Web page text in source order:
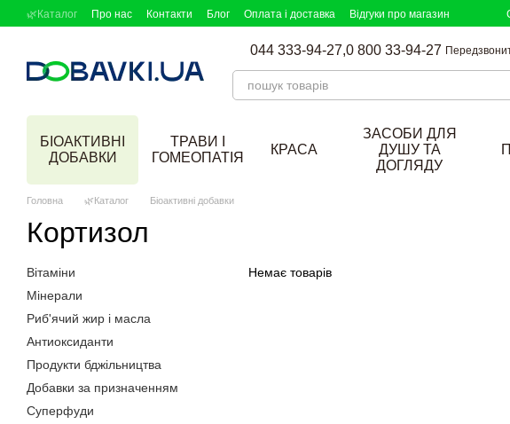
Перейти до основного контенту
🌿Каталог Про нас Контакти Блог Оплата і доставка Відгуки про магазин
044 333-94-27,0 800 33-94-27
БІОАКТИВНІ
ДОБАВКИ
ТРАВИ І
ГОМЕОПАТІЯ
КРАСА
ЗАСОБИ ДЛЯ
ДУШУ ТА
ДОГЛЯДУ
Головна 🌿Каталог Біоактивні добавки
Кортизол
Немає товарів
Вітаміни
Мінерали
Риб'ячий жир і масла
Антиоксиданти
Продукти бджільництва
Добавки за призначенням
Суперфуди